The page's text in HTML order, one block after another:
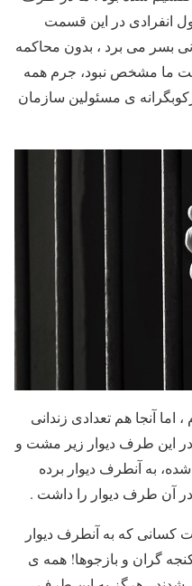
بودیم ، حدود 25-20 سلول انفرادی در این قسمت
بسر می برد ، بدون محاکمه
ما مشخص نبود، جرم همه
ی مسئولین سازمان
آنجا هم تعدادی زندانی
این طرف دیوار زیر مشت و
به آنطرف دیوار برده
آن طرف دیوار را داشت .
کسانی که به آنطرف دیوار
گران و بازجوها! همه ی